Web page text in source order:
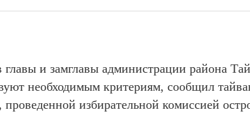
и замглавы администрации района
необходимым критериям, сообщил
избирательной комиссией